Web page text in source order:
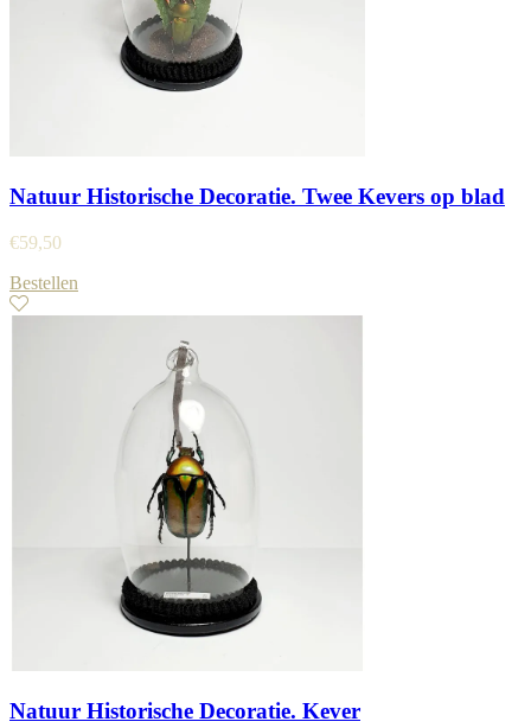
Natuur Historische Decoratie. Twee Kevers op blad
€59,50
Bestellen
Natuur Historische Decoratie. Kever